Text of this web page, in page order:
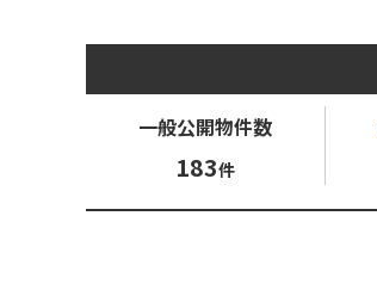
一般公開物件数
183件